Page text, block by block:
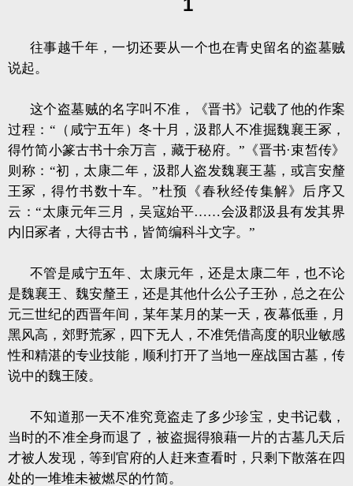
1
往事越千年，一切还要从一个也在青史留名的盗墓贼
说起。
这个盗墓贼的名字叫不准，《晋书》记载了他的作案
过程：“（咸宁五年）冬十月，汲郡人不准掘魏襄王冢，
得竹简小篆古书十余万言，藏于秘府。”《晋书·束皙传》
则称：“初，太康二年，汲郡人盗发魏襄王墓，或言安釐
王冢，得竹书数十车。”杜预《春秋经传集解》后序又
云：“太康元年三月，吴寇始平……会汲郡汲县有发其界
内旧冢者，大得古书，皆简编科斗文字。”
不管是咸宁五年、太康元年，还是太康二年，也不论
是魏襄王、魏安釐王，还是其他什么公子王孙，总之在公
元三世纪的西晋年间，某年某月的某一天，夜幕低垂，月
黑风高，郊野荒冢，四下无人，不准凭借高度的职业敏感
性和精湛的专业技能，顺利打开了当地一座战国古墓，传
说中的魏王陵。
不知道那一天不准究竟盗走了多少珍宝，史书记载，
当时的不准全身而退了，被盗掘得狼藉一片的古墓几天后
才被人发现，等到官府的人赶来查看时，只剩下散落在四
处的一堆堆未被燃尽的竹简。